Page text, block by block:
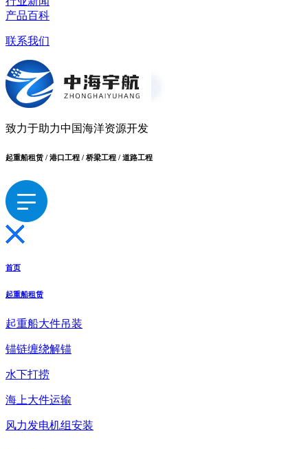
产品百科
联系我们
致力于助力中国海洋资源开发
起重船租赁 / 港口工程 / 桥梁工程 / 道路工程
首页
起重船租赁
起重船大件吊装
锚链缠绕解锚
水下打捞
海上大件运输
风力发电机组安装